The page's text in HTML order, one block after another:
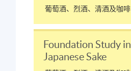
葡萄酒、烈酒、清酒及咖啡
Foundation Study in
Japanese Sake